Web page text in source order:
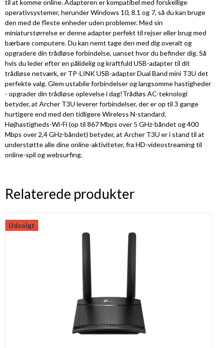
til at komme online. Adapteren er kompatibel med forskellige
operativsystemer, herunder Windows 10, 8.1 og 7, så du kan bruge
den med de fleste enheder uden problemer. Med sin
miniaturstørrelse er denne adapter perfekt til rejser eller brug med
bærbare computere. Du kan nemt tage den med dig overalt og
opgradere din trådløse forbindelse, uanset hvor du befinder dig. Så
hvis du leder efter en pålidelig og kraftfuld USB-adapter til dit
trådløse netværk, er TP-LINK USB-adapter Dual Band mini T3U det
perfekte valg. Glem ustabile forbindelser og langsomme hastigheder
- opgrader din trådløse oplevelse i dag!Trådløs AC-teknologi
betyder, at Archer T3U leverer forbindelser, der er op til 3 gange
hurtigere end med den tidligere Wireless N-standard.
Højhastigheds-Wi-Fi (op til 867 Mbps over 5 GHz-båndet og 400
Mbps over 2,4 GHz-båndet) betyder, at Archer T3U er i stand til at
understøtte alle dine online-aktiviteter, fra HD-videostreaming til
online-spil og websurfing.
Relaterede produkter
Udsolgt